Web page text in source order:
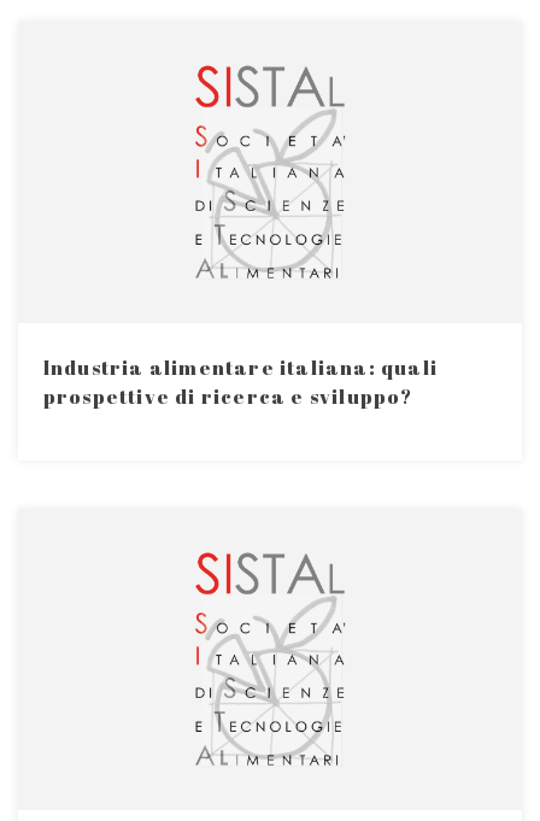
Industria alimentare italiana: quali
prospettive di ricerca e sviluppo?